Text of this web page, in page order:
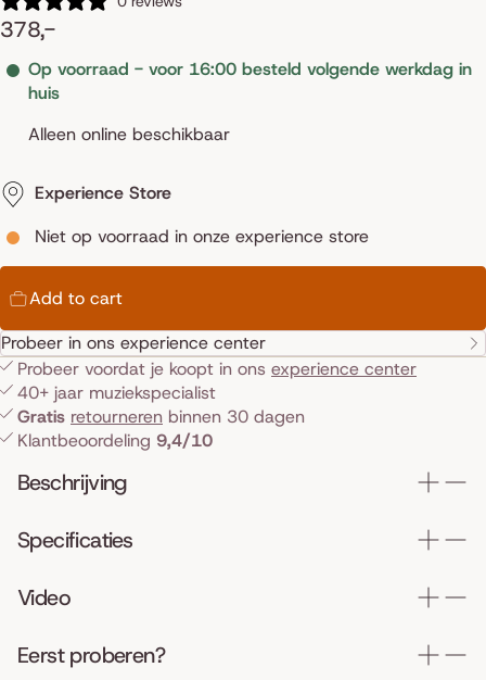
378,-
Op voorraad - voor 16:00 besteld volgende werkdag in
huis
Alleen online beschikbaar
Experience Store
Niet op voorraad in onze experience store
Add to cart
Probeer in ons experience center
Probeer voordat je koopt in ons experience center
40+ jaar muziekspecialist
Gratis retourneren binnen 30 dagen
Klantbeoordeling 9,4/10
Beschrijving
Specificaties
Video
Eerst proberen?